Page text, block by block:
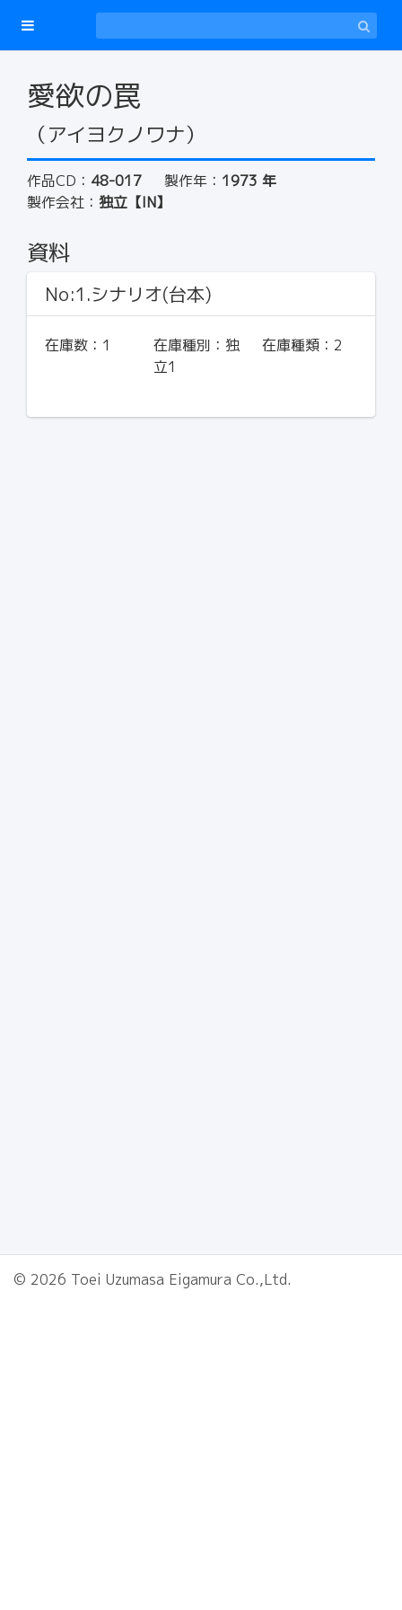
愛欲の罠
（アイヨクノワナ）
作品CD： 48-017 製作年： 1973 年
製作会社： 独立【IN】
資料
No:1.シナリオ(台本)
在庫数： 1 在庫種別： 独
立1
在庫種類： 2
© 2026 Toei Uzumasa Eigamura Co.,Ltd.